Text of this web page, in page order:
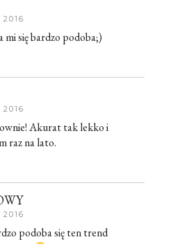
mi się bardzo podoba;)
Akurat tak lekko i
raz na lato.
podoba się ten trend